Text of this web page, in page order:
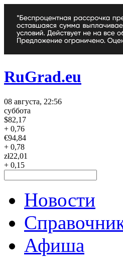
RuGrad.eu
08 августа, 22:56
суббота
$82,17
+ 0,76
€94,84
+ 0,78
zł22,01
+ 0,15
Новости
Афиша